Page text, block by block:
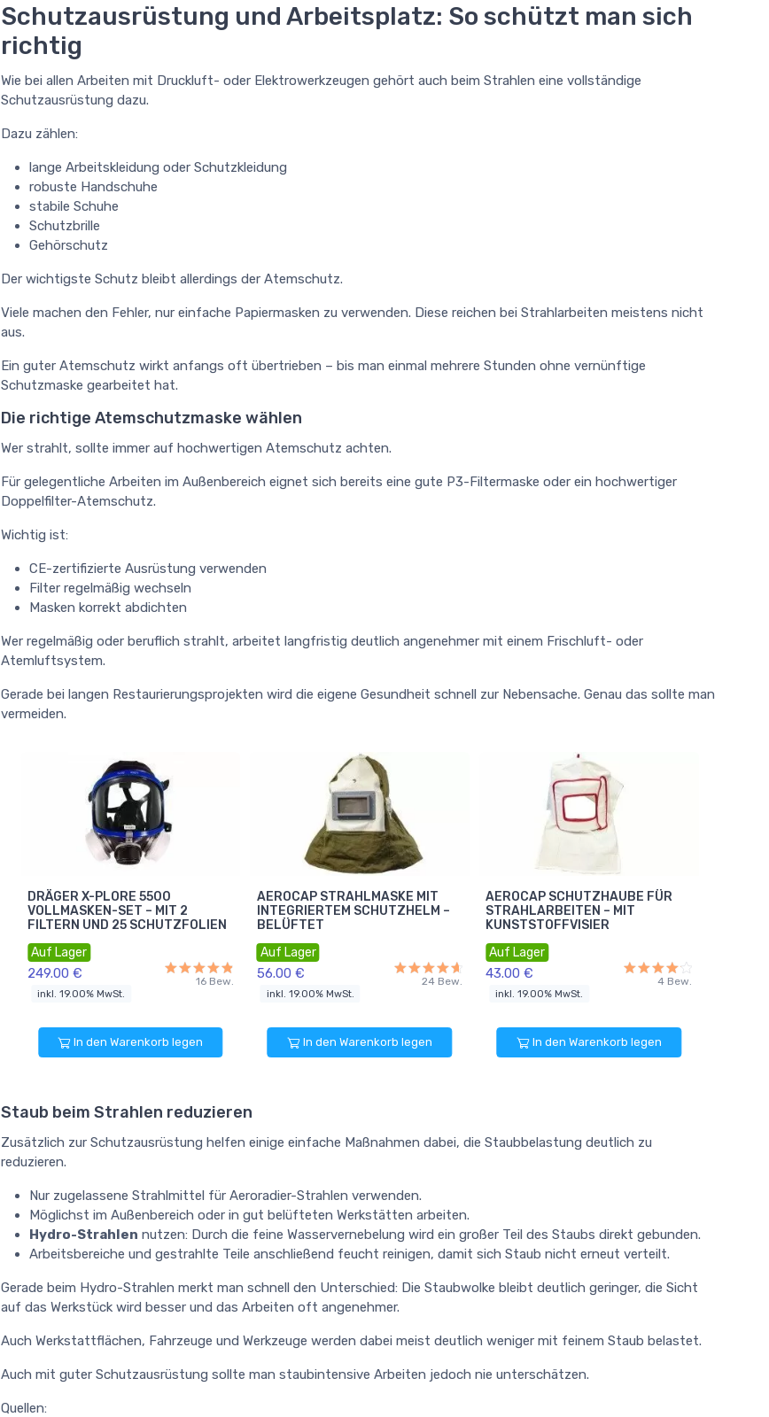
Schutzausrüstung und Arbeitsplatz: So schützt man sich
richtig
Wie bei allen Arbeiten mit Druckluft- oder Elektrowerkzeugen gehört auch beim Strahlen eine vollständige
Schutzausrüstung dazu.
Dazu zählen:
lange Arbeitskleidung oder Schutzkleidung
robuste Handschuhe
stabile Schuhe
Schutzbrille
Gehörschutz
Der wichtigste Schutz bleibt allerdings der Atemschutz.
Viele machen den Fehler, nur einfache Papiermasken zu verwenden. Diese reichen bei Strahlarbeiten meistens nicht
aus.
Ein guter Atemschutz wirkt anfangs oft übertrieben – bis man einmal mehrere Stunden ohne vernünftige
Schutzmaske gearbeitet hat.
Die richtige Atemschutzmaske wählen
Wer strahlt, sollte immer auf hochwertigen Atemschutz achten.
Für gelegentliche Arbeiten im Außenbereich eignet sich bereits eine gute P3-Filtermaske oder ein hochwertiger
Doppelfilter-Atemschutz.
Wichtig ist:
CE-zertifizierte Ausrüstung verwenden
Filter regelmäßig wechseln
Masken korrekt abdichten
Wer regelmäßig oder beruflich strahlt, arbeitet langfristig deutlich angenehmer mit einem Frischluft- oder
Atemluftsystem.
Gerade bei langen Restaurierungsprojekten wird die eigene Gesundheit schnell zur Nebensache. Genau das sollte man
vermeiden.
DRÄGER X-PLORE 5500
VOLLMASKEN-SET – MIT 2
FILTERN UND 25 SCHUTZFOLIEN
Auf Lager
249.00 €
inkl. 19.00% MwSt.
16 Bew.
In den Warenkorb legen
AEROCAP STRAHLMASKE MIT
INTEGRIERTEM SCHUTZHELM –
BELÜFTET
Auf Lager
56.00 €
inkl. 19.00% MwSt.
24 Bew.
In den Warenkorb legen
AEROCAP SCHUTZHAUBE FÜR
STRAHLARBEITEN – MIT
KUNSTSTOFFVISIER
Auf Lager
43.00 €
inkl. 19.00% MwSt.
4 Bew.
In den Warenkorb legen
Staub beim Strahlen reduzieren
Zusätzlich zur Schutzausrüstung helfen einige einfache Maßnahmen dabei, die Staubbelastung deutlich zu
reduzieren.
Nur zugelassene Strahlmittel für Aeroradier-Strahlen verwenden.
Möglichst im Außenbereich oder in gut belüfteten Werkstätten arbeiten.
Hydro-Strahlen nutzen: Durch die feine Wasservernebelung wird ein großer Teil des Staubs direkt gebunden.
Arbeitsbereiche und gestrahlte Teile anschließend feucht reinigen, damit sich Staub nicht erneut verteilt.
Gerade beim Hydro-Strahlen merkt man schnell den Unterschied: Die Staubwolke bleibt deutlich geringer, die Sicht
auf das Werkstück wird besser und das Arbeiten oft angenehmer.
Auch Werkstattflächen, Fahrzeuge und Werkzeuge werden dabei meist deutlich weniger mit feinem Staub belastet.
Auch mit guter Schutzausrüstung sollte man staubintensive Arbeiten jedoch nie unterschätzen.
Quellen: